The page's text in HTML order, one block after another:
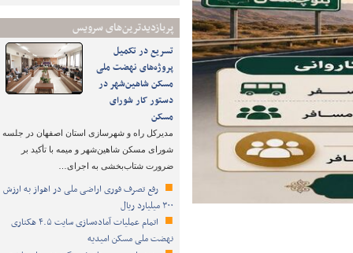
پربازدیدترین‌های سرویس
تسریع در تکمیل
پروژه‌های نهضت ملی
مسکن شاهین‌شهر در
دستور کار شورای
مسکن
مدیرکل راه و شهرسازی استان اصفهان در جلسه
شورای مسکن شاهین‌شهر و میمه با تأکید بر
ضرورت شتاب‌بخشی به اجرای…
رفع تصرف فوری اراضی ملی در اهواز به ارزش
۳۰۰ میلیارد ریال
اتمام عملیات آماده‌سازی سایت ۴.۵ هکتاری
نهضت ملی مسکن امیدیه